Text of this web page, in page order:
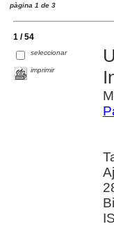
pàgina 1 de 3
1 / 54
seleccionar
imprimir